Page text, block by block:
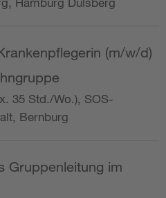
(m/w/d)
35 Std./Wo.), SOS-
Bernburg
Gruppenleitung im